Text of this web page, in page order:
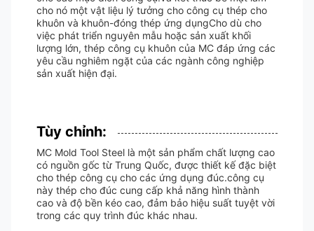
cho nó một vật liệu lý tưởng cho công cụ thép cho
khuôn và khuôn-đóng thép ứng dụngCho dù cho
việc phát triển nguyên mẫu hoặc sản xuất khối
lượng lớn, thép công cụ khuôn của MC đáp ứng các
yêu cầu nghiêm ngặt của các ngành công nghiệp
sản xuất hiện đại.
Tùy chỉnh:
MC Mold Tool Steel là một sản phẩm chất lượng cao
có nguồn gốc từ Trung Quốc, được thiết kế đặc biệt
cho thép công cụ cho các ứng dụng đúc.công cụ
này thép cho đúc cung cấp khả năng hình thành
cao và độ bền kéo cao, đảm bảo hiệu suất tuyệt vời
trong các quy trình đúc khác nhau.